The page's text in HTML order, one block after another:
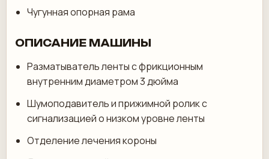
Чугунная опорная рама
ОПИСАНИЕ МАШИНЫ
Разматыватель ленты с фрикционным
внутренним диаметром 3 дюйма
Шумоподавитель и прижимной ролик с
сигнализацией о низком уровне ленты
Отделение лечения короны